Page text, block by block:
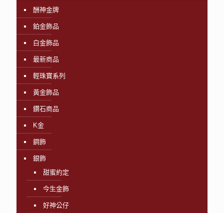
酬神金牌
鉑金飾品
白金飾品
最新商品
輕珠寶系列
黃金飾品
鑽石商品
K金
鋼飾
銀飾
甜蜜約定
今生金飾
好神公仔